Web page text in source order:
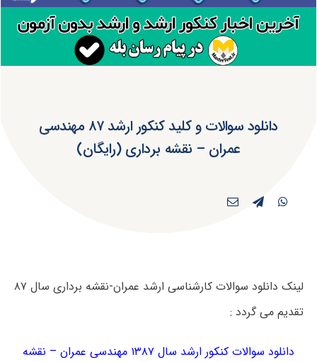
دانلود سوالات و کلید کنکور ارشد ۸۷ مهندسی
عمران – نقشه برداری (رایگان)
لینک دانلود سوالات کارشناسی ارشد عمران-نقشه برداری سال ۸۷
تقدیم می گردد :
دانلود سوالات کنکور ارشد سال ۱۳۸۷ مهندسی عمران – نقشه